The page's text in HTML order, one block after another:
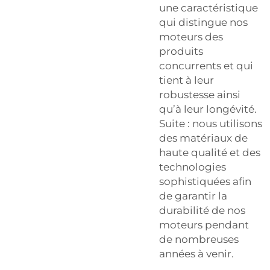
une caractéristique
qui distingue nos
moteurs des
produits
concurrents et qui
tient à leur
robustesse ainsi
qu’à leur longévité.
Suite : nous utilisons
des matériaux de
haute qualité et des
technologies
sophistiquées afin
de garantir la
durabilité de nos
moteurs pendant
de nombreuses
années à venir.